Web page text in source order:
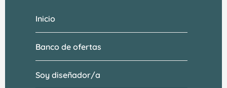
Banco de ofertas
Soy diseñador/a
Inicio